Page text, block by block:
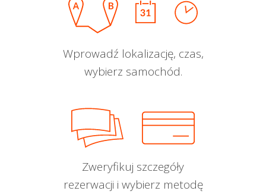
Wprowadź lokalizację, czas,
wybierz samochód.
Zweryfikuj szczegóły
rezerwacji i wybierz metodę